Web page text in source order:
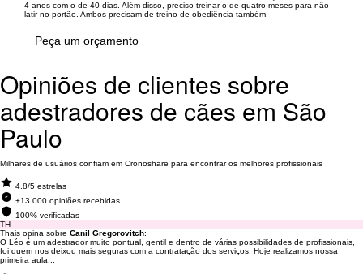
4 anos com o de 40 dias. Além disso, preciso treinar o de quatro meses para não
latir no portão. Ambos precisam de treino de obediência também.
Peça um orçamento
Opiniões de clientes sobre
adestradores de cães em São
Paulo
Milhares de usuários confiam em Cronoshare para encontrar os melhores profissionais
4.8/5 estrelas
+13.000 opiniões recebidas
100% verificadas
TH
Thais opina sobre Canil Gregorovitch:
O Léo é um adestrador muito pontual, gentil e dentro de várias possibilidades de profissionais,
foi quem nos deixou mais seguras com a contratação dos serviços. Hoje realizamos nossa
primeira aula...